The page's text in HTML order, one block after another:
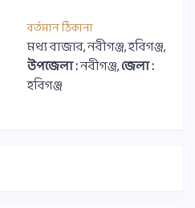
বর্তমান ঠিকানা
মধ্য বাজার, নবীগঞ্জ, হবিগঞ্জ,
উপজেলা :নবীগঞ্জ,জেলা :
হবিগঞ্জ